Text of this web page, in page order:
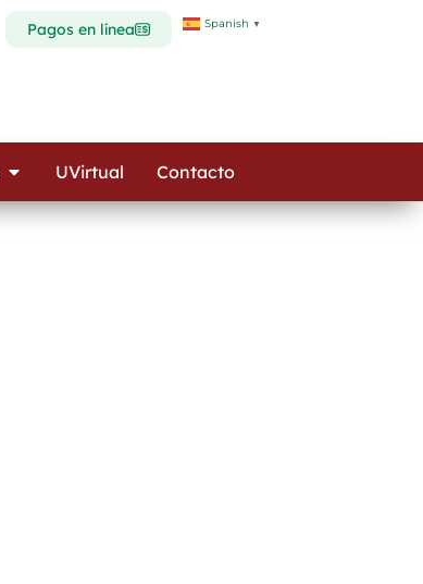
Pagos en línea Spanish ▼
Open Colaboradores
UVirtual Contacto